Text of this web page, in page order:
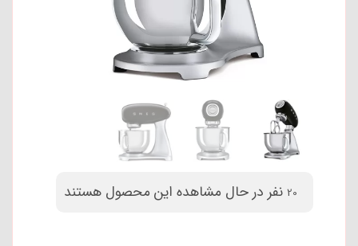
20 نفر در حال مشاهده این محصول هستند